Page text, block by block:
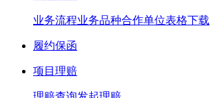
业务流程业务品种合作单位表格下载
履约保函
项目理赔